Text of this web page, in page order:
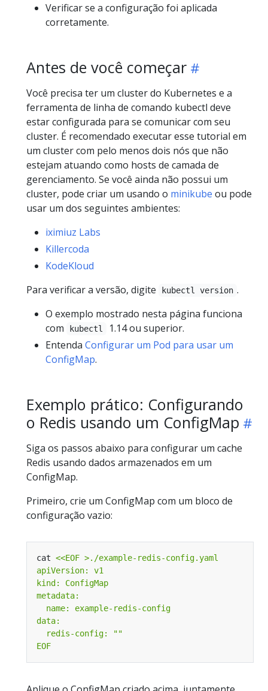
Verificar se a configuração foi aplicada
corretamente.
Antes de você começar
Você precisa ter um cluster do Kubernetes e a
ferramenta de linha de comando kubectl deve
estar configurada para se comunicar com seu
cluster. É recomendado executar esse tutorial em
um cluster com pelo menos dois nós que não
estejam atuando como hosts de camada de
gerenciamento. Se você ainda não possui um
cluster, pode criar um usando o minikube ou pode
usar um dos seguintes ambientes:
iximiuz Labs
Killercoda
KodeKloud
Para verificar a versão, digite
kubectl version .
O exemplo mostrado nesta página funciona
com
kubectl
1.14 ou superior.
Entenda Configurar um Pod para usar um
ConfigMap.
Exemplo prático: Configurando
o Redis usando um ConfigMap
Siga os passos abaixo para configurar um cache
Redis usando dados armazenados em um
ConfigMap.
Primeiro, crie um ConfigMap com um bloco de
configuração vazio:
cat
EOF